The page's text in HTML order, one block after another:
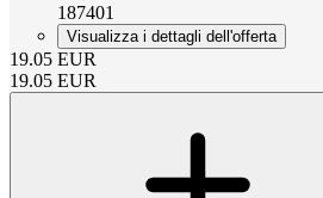
187401
Visualizza i dettagli dell'offerta
19.05 EUR
19.05 EUR